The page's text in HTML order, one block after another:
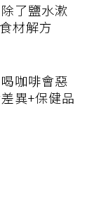
了鹽水漱
材解方
咖啡會惡
異+保健品